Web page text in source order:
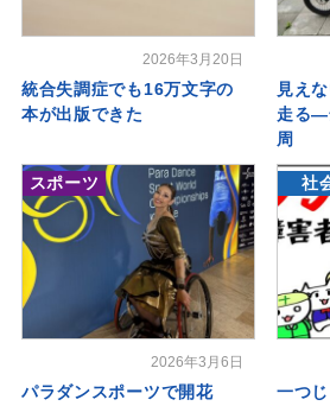
2026年3月20日
統合失調症でも16万文字の
本が出版できた
見え
走る―
周
スポーツ
2026年3月6日
パラダンスポーツで開花
社
一つ